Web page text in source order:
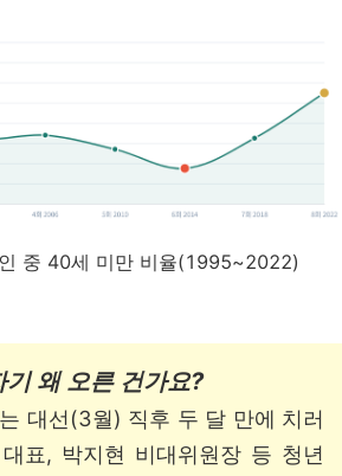
인 중 40세 미만 비율(1995~2022)
왜 오른 건가요?
대선(3월) 직후 두 달 만에 치러
표, 박지현 비대위원장 등 청년